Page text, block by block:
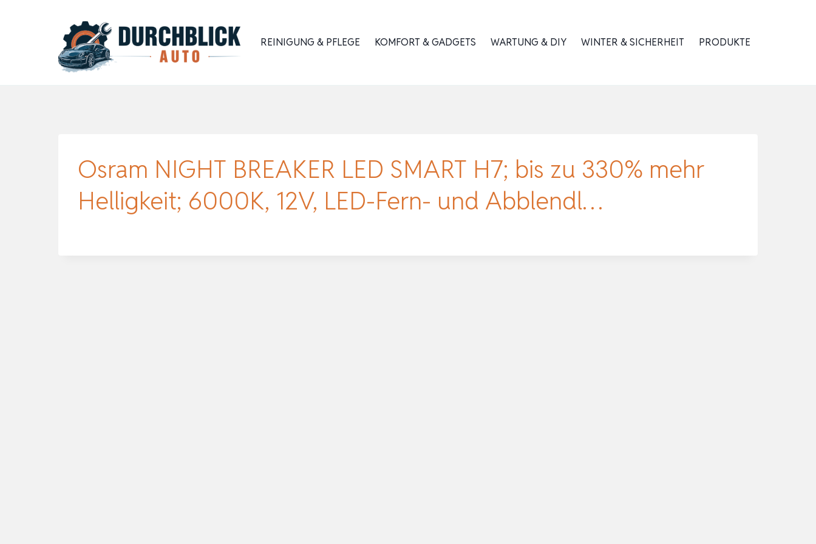
REINIGUNG & PFLEGE KOMFORT & GADGETS WARTUNG & DIY WINTER & SICHERHEIT PRODUKTE
Osram NIGHT BREAKER LED SMART H7; bis zu 330% mehr
Helligkeit; 6000K, 12V, LED-Fern- und Abblendl…